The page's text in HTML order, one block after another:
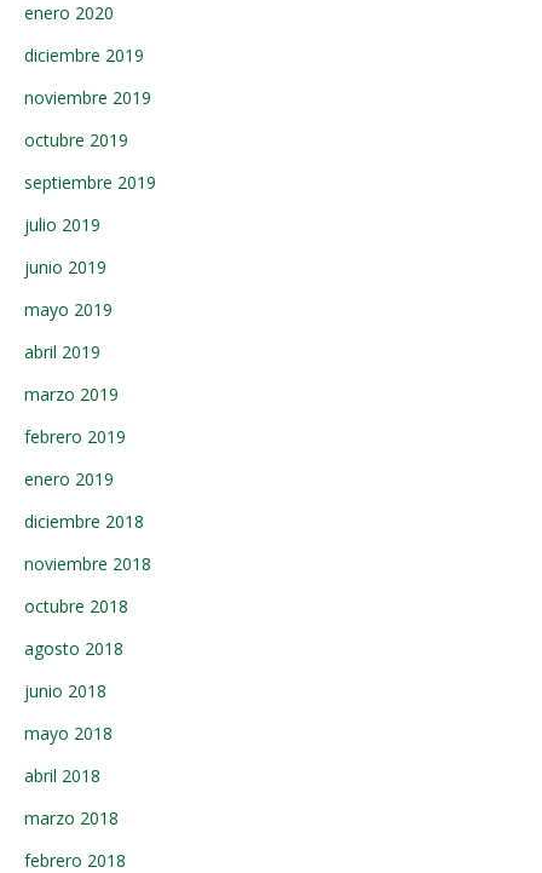
enero 2020
diciembre 2019
noviembre 2019
octubre 2019
septiembre 2019
julio 2019
junio 2019
mayo 2019
abril 2019
marzo 2019
febrero 2019
enero 2019
diciembre 2018
noviembre 2018
octubre 2018
agosto 2018
junio 2018
mayo 2018
abril 2018
marzo 2018
febrero 2018